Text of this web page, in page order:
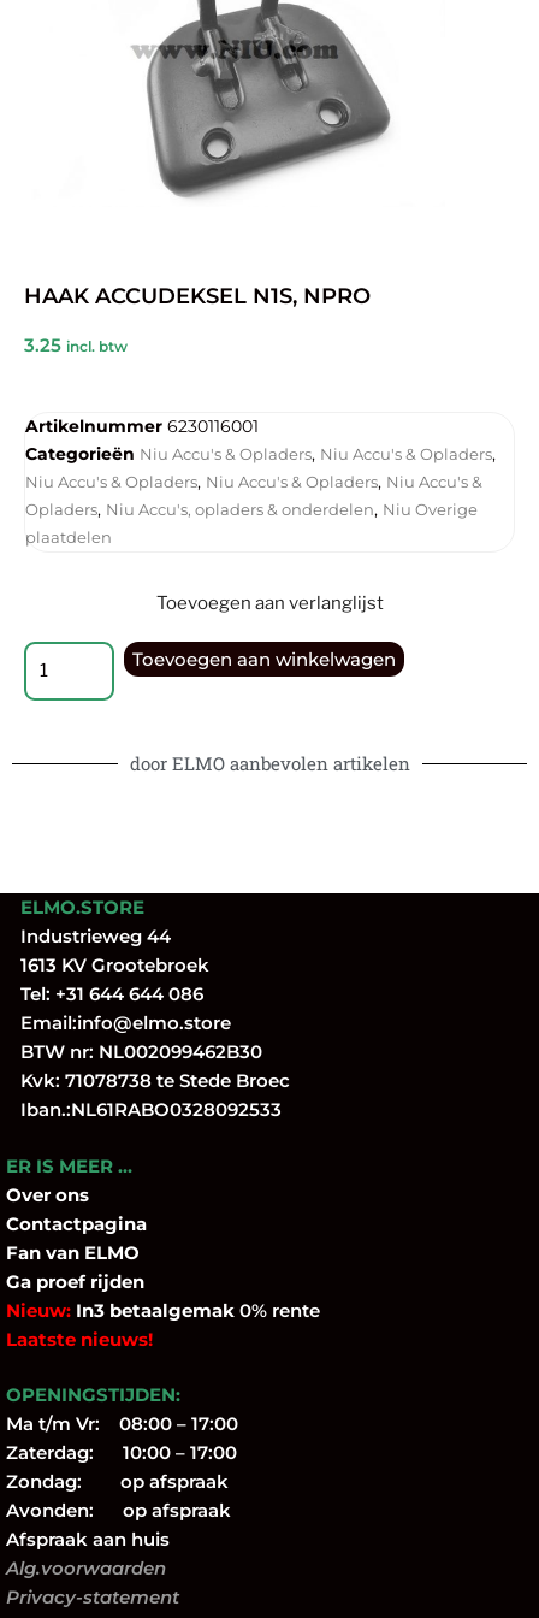
HAAK ACCUDEKSEL N1S, NPRO
3.25 incl. btw
Artikelnummer 6230116001
Categorieën Niu Accu's & Opladers, Niu Accu's & Opladers,
Niu Accu's & Opladers, Niu Accu's & Opladers, Niu Accu's &
Opladers, Niu Accu's, opladers & onderdelen, Niu Overige
plaatdelen
Toevoegen aan verlanglijst
Toevoegen aan winkelwagen
door ELMO aanbevolen artikelen
ELMO.STORE
Industrieweg 44
1613 KV Grootebroek
Tel: +31 644 644 086
Email:info@elmo.store
BTW nr: NL002099462B30
Kvk: 71078738 te Stede Broec
Iban.:NL61RABO0328092533
ER IS MEER …
Over ons
Contactpagina
Fan van ELMO
Ga proef rijden
Nieuw: In3 betaalgemak 0% rente
Laatste nieuws!
OPENINGSTIJDEN:
Ma t/m Vr: 08:00 – 17:00
Zaterdag: 10:00 – 17:00
Zondag: op afspraak
Avonden: op afspraak
Afspraak aan huis
Alg.voorwaarden
Privacy-statement